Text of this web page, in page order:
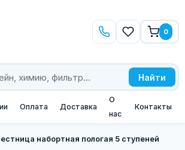
Найти
0
Оплата Доставка
О
нас
Контакты
набортная пологая 5 ступеней